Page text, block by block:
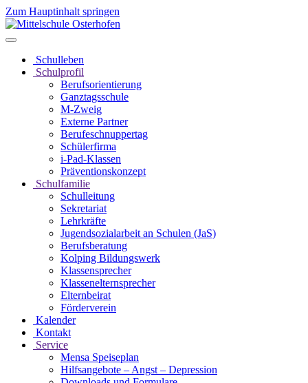
Zum Hauptinhalt springen
Schulleben
Schulprofil
Berufsorientierung
Ganztagsschule
M-Zweig
Externe Partner
Berufeschnuppertag
Schülerfirma
i-Pad-Klassen
Präventionskonzept
Schulfamilie
Schulleitung
Sekretariat
Lehrkräfte
Jugendsozialarbeit an Schulen (JaS)
Berufsberatung
Kolping Bildungswerk
Klassensprecher
Klassenelternsprecher
Elternbeirat
Förderverein
Kalender
Kontakt
Service
Mensa Speiseplan
Hilfsangebote – Angst – Depression